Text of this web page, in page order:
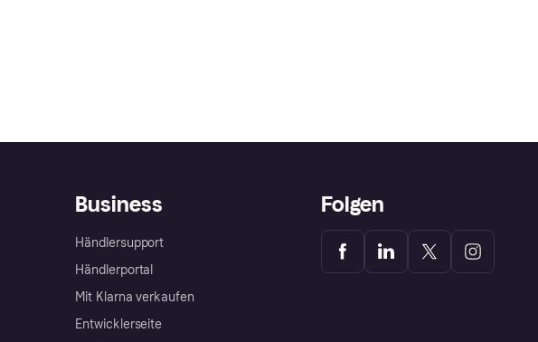
Business
Händlersupport
Händlerportal
Mit Klarna verkaufen
Entwicklerseite
Folgen